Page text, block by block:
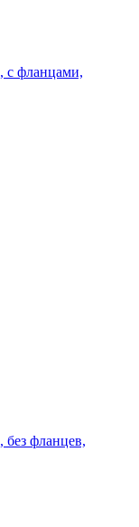
с фланцами,
фланцев,